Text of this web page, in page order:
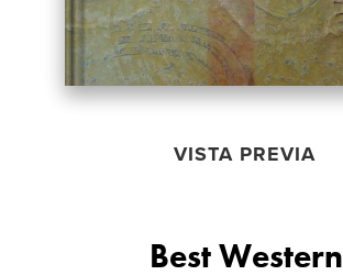
VISTA PREVIA
Best Western